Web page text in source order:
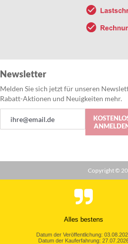
Newsletter
Melden Sie sich jetzt für unseren
Rabatt-Aktionen und Neuigkeiten mehr.
zum
Copyright ©
Alles bestens
Datum der Veröffentlichung:
Datum der Kauferfahrung: